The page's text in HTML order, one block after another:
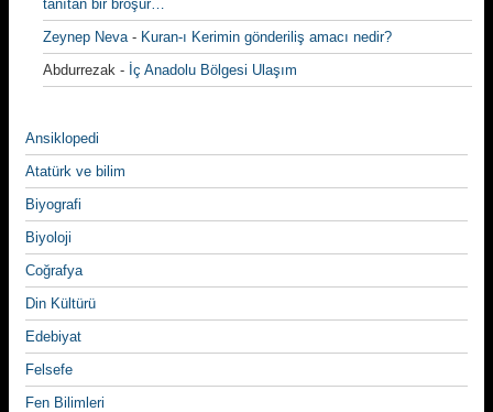
tanıtan bir broşür…
Zeynep Neva- Kuran-ı Kerimin gönderiliş amacı nedir?
Abdurrezak - İç Anadolu Bölgesi Ulaşım
Ansiklopedi
Atatürk ve bilim
Biyografi
Biyoloji
Coğrafya
Din Kültürü
Edebiyat
Felsefe
Fen Bilimleri